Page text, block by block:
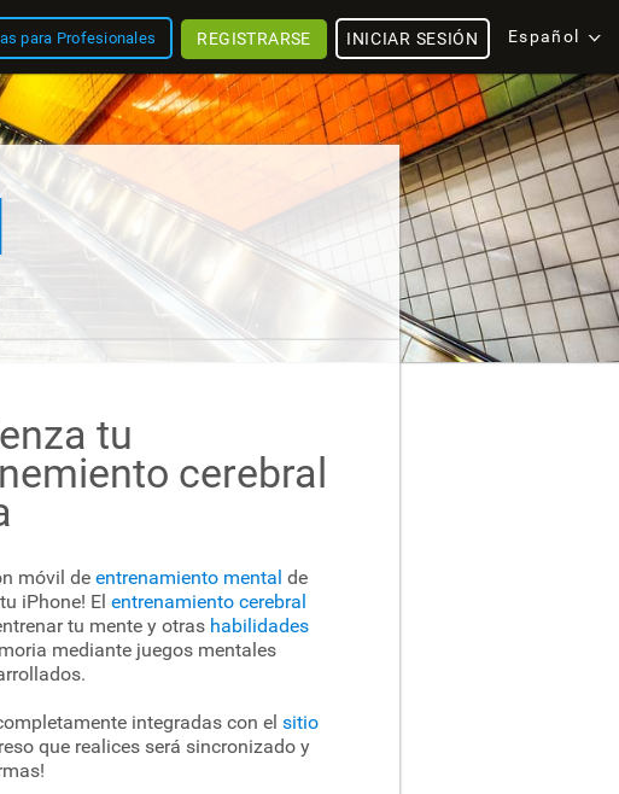
para Profesionales Español
INICIAR SESIÓN
REGISTRARSE
tu
cerebral
móvil de entrenamiento mental de
iPhone! El entrenamiento cerebral
tu mente y otras habilidades
mediante juegos mentales
integradas con el sitio
que realices será sincronizado y